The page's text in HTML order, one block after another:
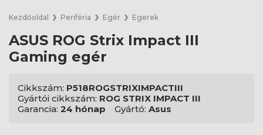
Kezdőoldal Periféria Egér Egerek
ASUS ROG Strix Impact III
Gaming egér
Cikkszám: P518ROGSTRIXIMPACTIII
Gyártói cikkszám: ROG STRIX IMPACT III
Garancia: 24 hónap Gyártó: Asus